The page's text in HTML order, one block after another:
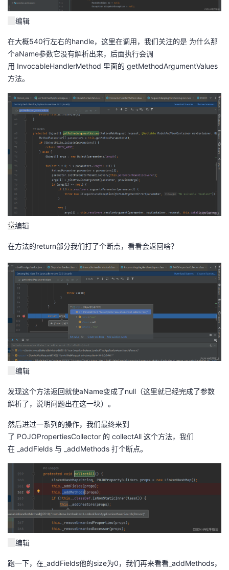
编辑
在大概540行左右的handle，这里在调用，我们关注的是 为什么那
个aName参数它没有解析出来，后面执行会调
用 InvocableHandlerMethod 里面的 getMethodArgumentValues
方法。
编辑
在方法的return部分我们打了个断点，看看会返回啥？
编辑
发现这个方法返回就使aName变成了null（这里就已经完成了参数
解析了，说明问题出在这一块）。
然后进过一系列的操作，我们最终来到
了 POJOPropertiesCollector 的 collectAll 这个方法，我们
在 _addFields 与 _addMethods 打个断点。
编辑
跑一下，在_addFields他的size为0，我们再来看看_addMethods，